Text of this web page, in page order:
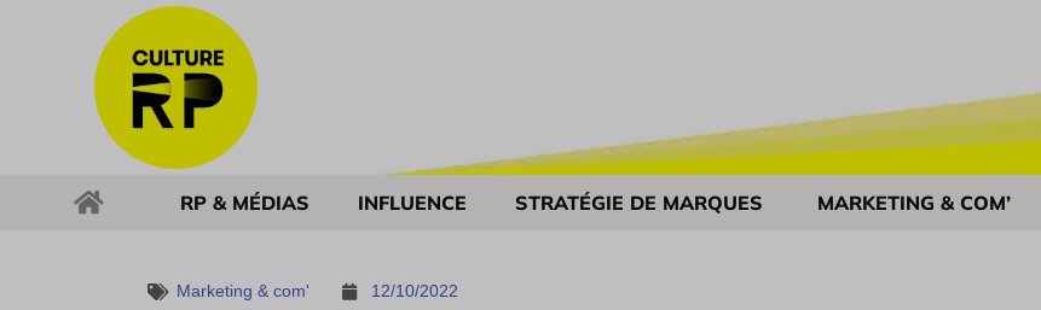
RP & MÉDIAS INFLUENCE STRATÉGIE DE MARQUES MARKETING & COM’
Marketing & com' 12/10/2022